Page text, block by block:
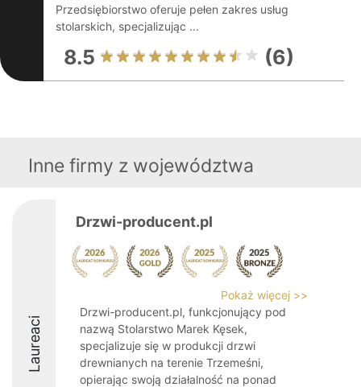
Przedsiębiorstwo oferuje pełen zakres usług
stolarskich, specjalizując ...
8.5 (6)
Inne firmy z województwa
Laureaci
Drzwi-producent.pl
Pokaż więcej >>
Drzwi-producent.pl, funkcjonujący pod
nazwą Stolarstwo Marek Kęsek,
specjalizuje się w produkcji drzwi
drewnianych na terenie Trzemeśni,
opierając swoją działalność na ponad